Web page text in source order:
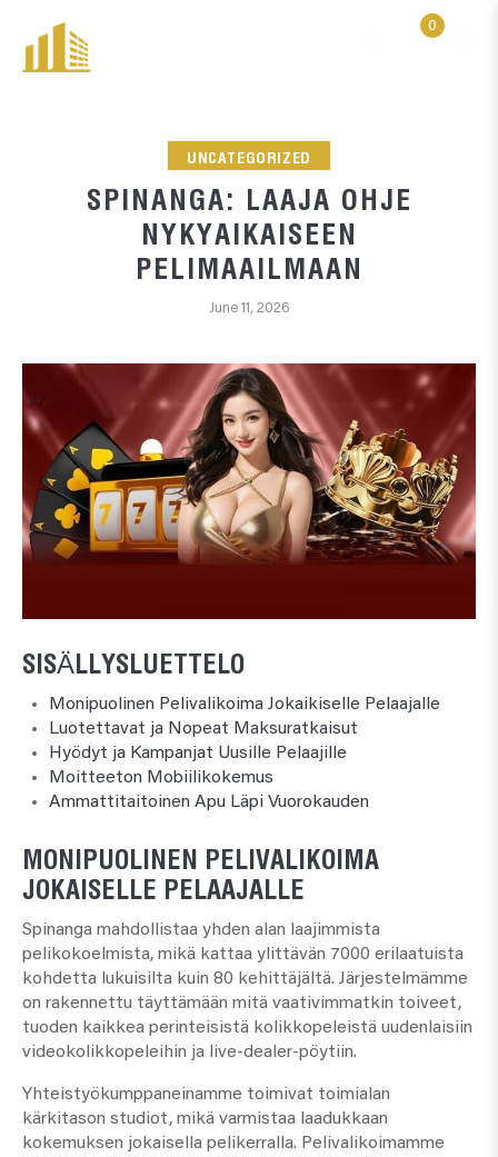
0
UNCATEGORIZED
SPINANGA: LAAJA OHJE
NYKYAIKAISEEN
PELIMAAILMAAN
June 11, 2026
SISÄLLYSLUETTELO
Monipuolinen Pelivalikoima Jokaikiselle Pelaajalle
Luotettavat ja Nopeat Maksuratkaisut
Hyödyt ja Kampanjat Uusille Pelaajille
Moitteeton Mobiilikokemus
Ammattitaitoinen Apu Läpi Vuorokauden
MONIPUOLINEN PELIVALIKOIMA
JOKAISELLE PELAAJALLE
Spinanga mahdollistaa yhden alan laajimmista
pelikokoelmista, mikä kattaa ylittävän 7000 erilaatuista
kohdetta lukuisilta kuin 80 kehittäjältä. Järjestelmämme
on rakennettu täyttämään mitä vaativimmatkin toiveet,
tuoden kaikkea perinteisistä kolikkopeleistä uudenlaisiin
videokolikkopeleihin ja live-dealer-pöytiin.
Yhteistyökumppaneinamme toimivat toimialan
kärkitason studiot, mikä varmistaa laadukkaan
kokemuksen jokaisella pelikerralla. Pelivalikoimamme